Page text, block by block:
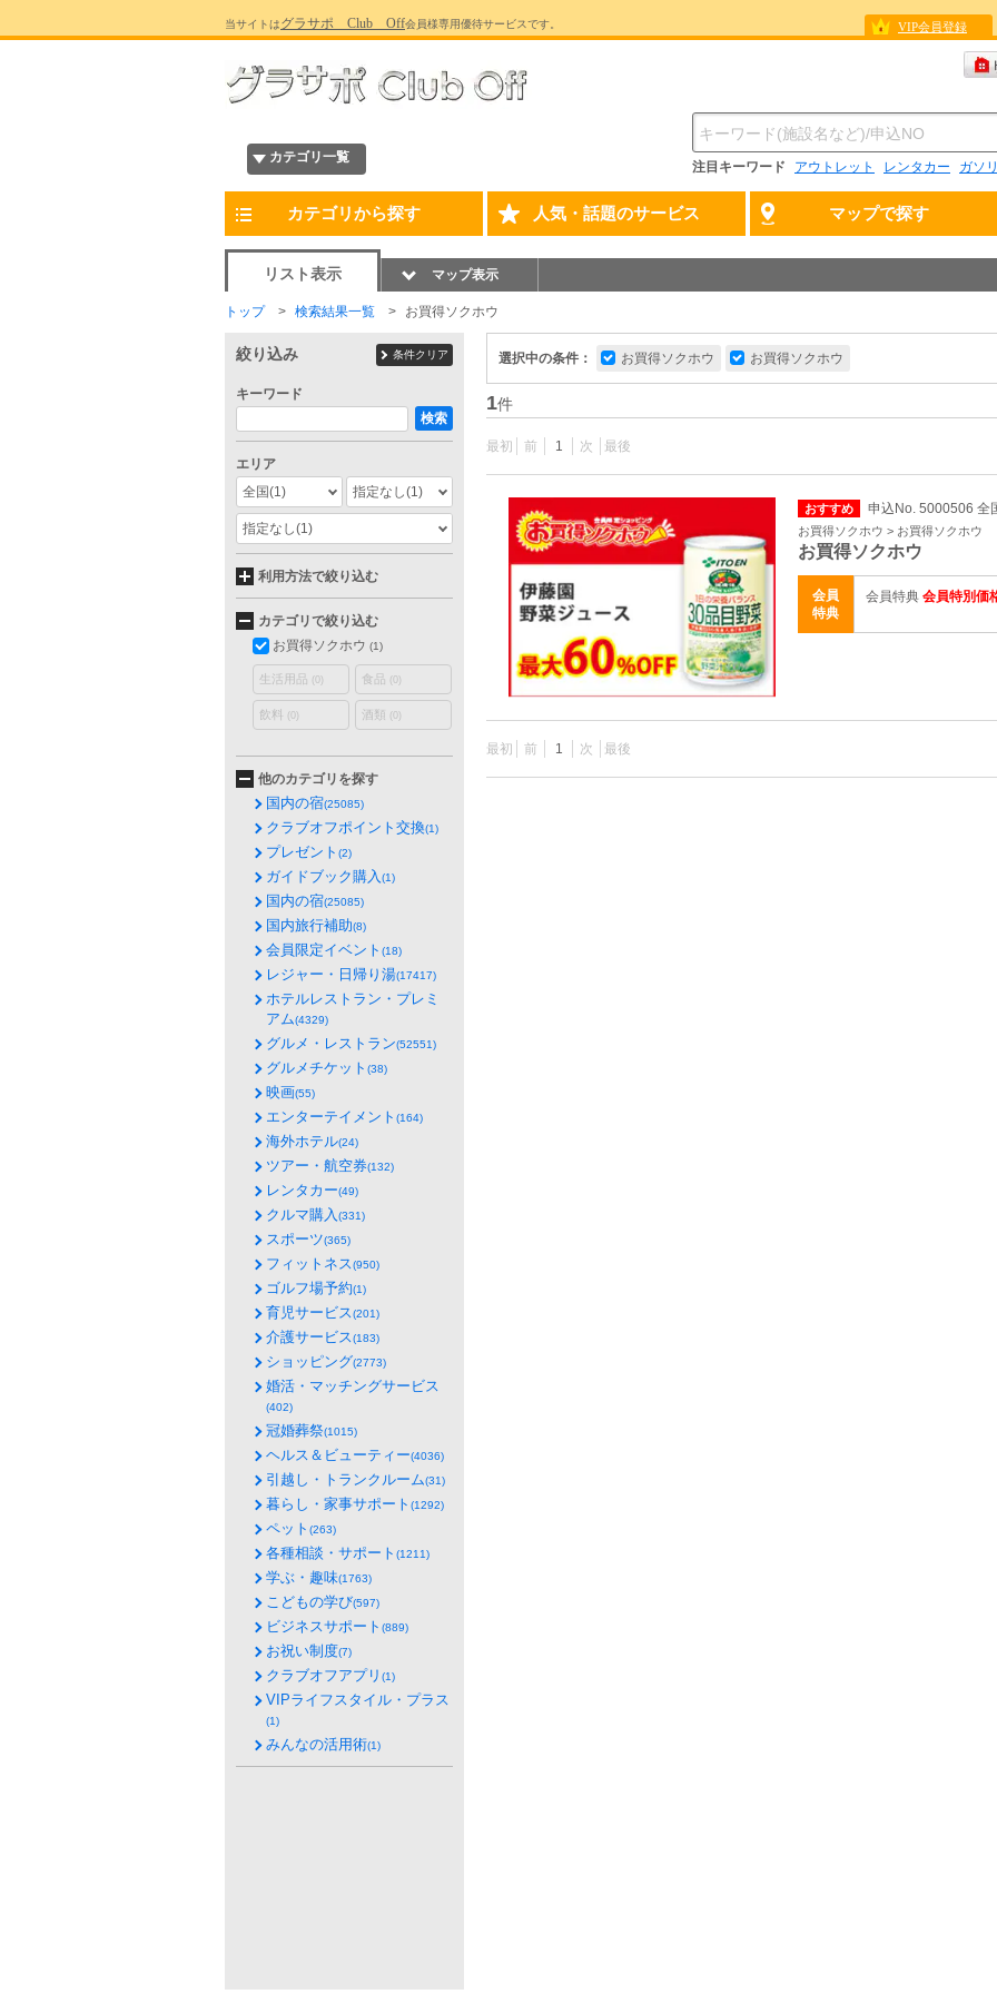
当サイトはグラサポ Club Off会員様専用優待サービスです。 VIP会員登録
カテゴリ一覧
注目キーワード アウトレット レンタカー ガソ
カテゴリから探す 人気・話題のサービス マップで探す
リスト表示 マップ表示
トップ 検索結果一覧 お買得ソクホウ
選択中の条件： お買得ソクホウ お買得ソクホウ
1件
最初 前 1 次 最後
おすすめ 申込No. 5000506 全
お買得ソクホウ > お買得ソクホウ
お買得ソクホウ
会員
特典
会員特典 会員特別価
最初 前 1 次 最後
絞り込み 条件クリア
キーワード
検索
エリア
全国(1) 指定なし(1)
指定なし(1)
利用方法で絞り込む
カテゴリで絞り込む
お買得ソクホウ (1)
生活用品 (0) 食品 (0)
飲料 (0) 酒類 (0)
他のカテゴリを探す
国内の宿(25085)
クラブオフポイント交換(1)
プレゼント (2)
ガイドブック購入(1)
国内の宿(25085)
国内旅行補助(8)
会員限定イベント (18)
レジャー・日帰り湯(17417)
ホテルレストラン・プレミ
アム(4329)
グルメ・レストラン(52551)
グルメチケット (38)
映画(55)
エンターテイメント (164)
海外ホテル(24)
ツアー・航空券(132)
レンタカー(49)
クルマ購入(331)
スポーツ(365)
フィットネス(950)
ゴルフ場予約(1)
育児サービス(201)
介護サービス(183)
ショッピング(2773)
婚活・マッチングサービス
(402)
冠婚葬祭(1015)
ヘルス＆ビューティー(4036)
引越し・トランクルーム(31)
暮らし・家事サポート (1292)
ペット (263)
各種相談・サポート (1211)
学ぶ・趣味(1763)
こどもの学び(597)
ビジネスサポート (889)
お祝い制度(7)
クラブオフアプリ (1)
VIPライフスタイル・プラス
(1)
みんなの活用術(1)